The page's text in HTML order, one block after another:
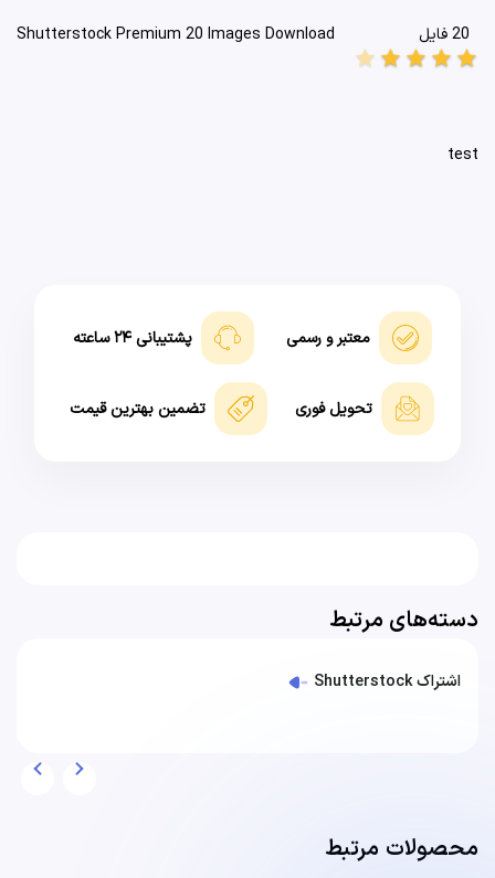
20 فایل
Shutterstock Premium 20 Images Download
star
star
star
star
star
test
معتبر و رسمی پشتیبانی ۲۴ ساعته
تحویل فوری تضمین بهترین قیمت
دسته‌های مرتبط
اشتراک Shutterstock
محصولات مرتبط